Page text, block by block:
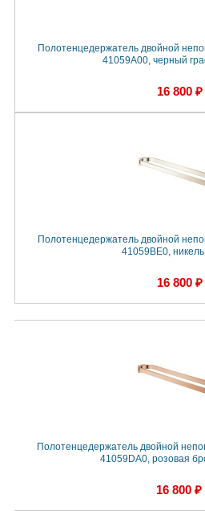
Полотенцедержатель двойной
41059A00, черный
16 800 ₽
Полотенцедержатель двойной
41059BE0,
16 800 ₽
Полотенцедержатель двойной
41059DA0, розовая
16 800 ₽